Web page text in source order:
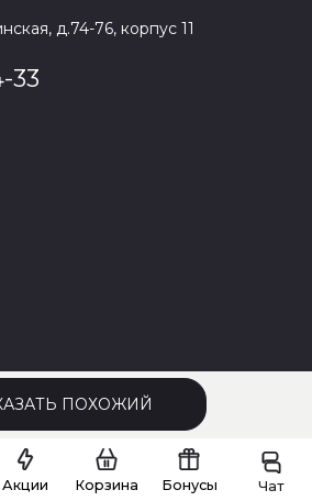
ПОХОЖИЙ
д.74-76, корпус 11
33
Акции Корзина Бонусы Чат